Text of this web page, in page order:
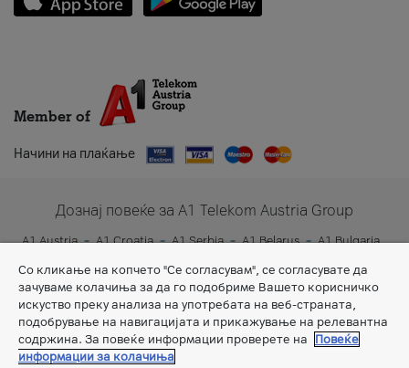
Member of
Начини на плаќање
Дознај повеќе за A1 Telekom Austria Group
A1 Austria A1 Croatia A1 Serbia A1 Belarus
A1 Bulgaria
A1 Slovenia
A1 Digital
Со кликање на копчето "Се согласувам", се согласувате да
зачуваме колачиња за да го подобриме Вашето корисничко
искуство преку анализа на употребата на веб-страната,
подобрување на навигацијата и прикажување на релевантна
содржина. За повеќе информации проверете на
Повеќе
информации за колачиња